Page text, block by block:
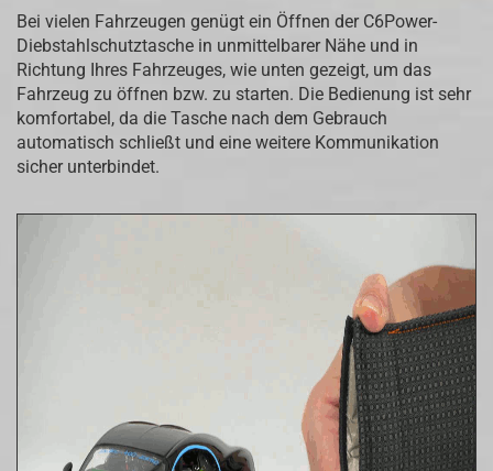
Bei vielen Fahrzeugen genügt ein Öffnen der C6Power-
Diebstahlschutztasche in unmittelbarer Nähe und in
Richtung Ihres Fahrzeuges, wie unten gezeigt, um das
Fahrzeug zu öffnen bzw. zu starten. Die Bedienung ist sehr
komfortabel, da die Tasche nach dem Gebrauch
automatisch schließt und eine weitere Kommunikation
sicher unterbindet.